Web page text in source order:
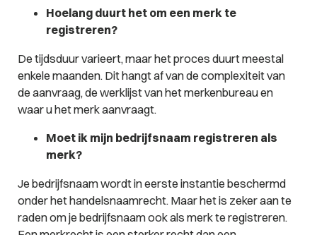
Hoelang duurt het om een merk te
registreren?
De tijdsduur varieert, maar het proces duurt meestal
enkele maanden. Dit hangt af van de complexiteit van
de aanvraag, de werklijst van het merkenbureau en
waar u het merk aanvraagt.
Moet ik mijn bedrijfsnaam registreren als
merk?
Je bedrijfsnaam wordt in eerste instantie beschermd
onder het handelsnaamrecht. Maar het is zeker aan te
raden om je bedrijfsnaam ook als merk te registreren.